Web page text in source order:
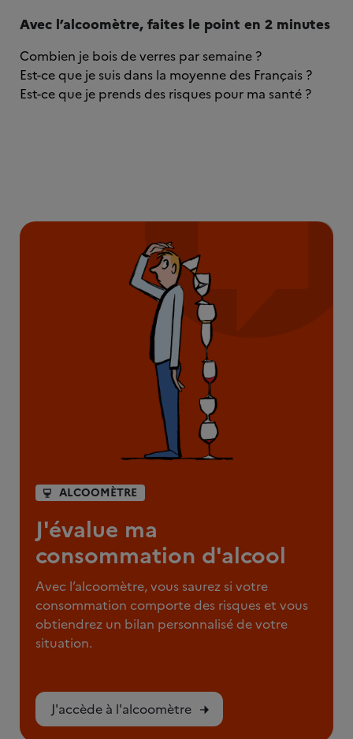
Avec l’alcoomètre, faites le point en 2 minutes
Combien je bois de verres par semaine ?
Est-ce que je suis dans la moyenne des Français ?
Est-ce que je prends des risques pour ma santé ?
ALCOOMÈTRE
J'évalue ma
consommation d'alcool
Avec l’alcoomètre, vous saurez si votre
consommation comporte des risques et vous
obtiendrez un bilan personnalisé de votre
situation.
J'accède à l'alcoomètre